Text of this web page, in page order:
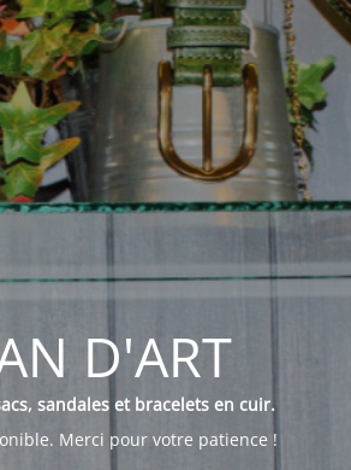
D'ART
sandales et bracelets en cuir.
Merci pour votre patience !